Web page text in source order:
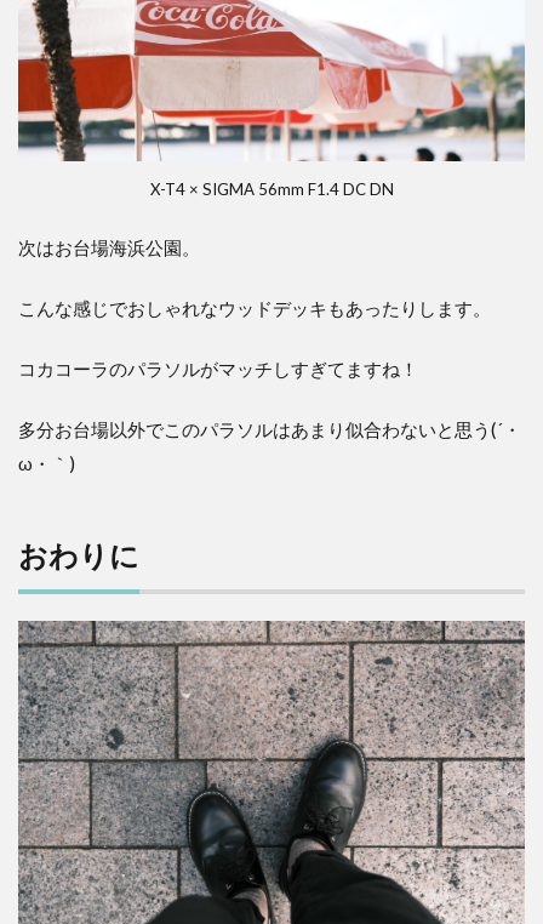
X-T4 × SIGMA 56mm F1.4 DC DN
次はお台場海浜公園。
こんな感じでおしゃれなウッドデッキもあったりします。
コカコーラのパラソルがマッチしすぎてますね！
多分お台場以外でこのパラソルはあまり似合わないと思う(´・
ω・｀)
おわりに